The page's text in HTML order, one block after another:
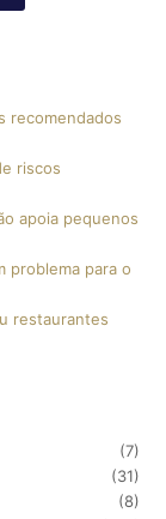
recomendados
riscos
apoia pequenos
problema para o
restaurantes
(7)
(31)
(8)